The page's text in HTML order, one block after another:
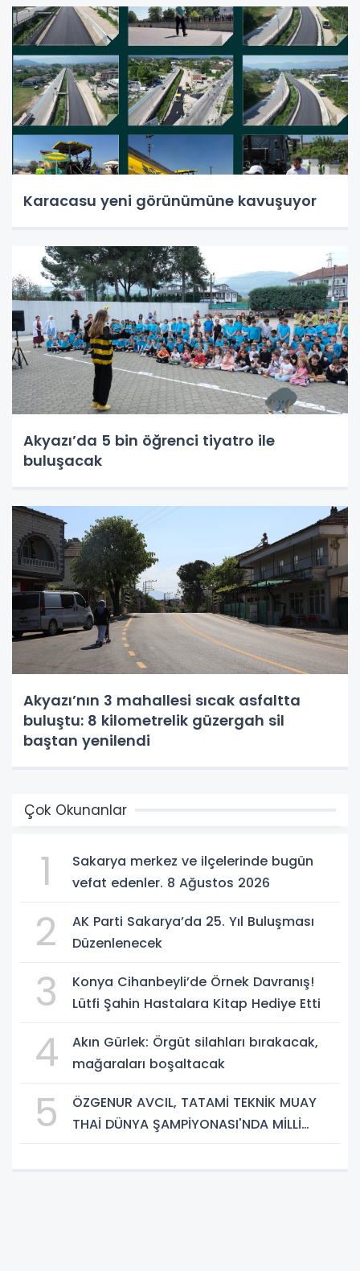
Karacasu yeni görünümüne kavuşuyor
Akyazı’da 5 bin öğrenci tiyatro ile
buluşacak
Akyazı’nın 3 mahallesi sıcak asfaltta
buluştu: 8 kilometrelik güzergah sil
baştan yenilendi
Çok Okunanlar
1
Sakarya merkez ve ilçelerinde bugün
vefat edenler. 8 Ağustos 2026
2
AK Parti Sakarya’da 25. Yıl Buluşması
Düzenlenecek
3
Konya Cihanbeyli’de Örnek Davranış!
Lütfi Şahin Hastalara Kitap Hediye Etti
4
Akın Gürlek: Örgüt silahları bırakacak,
mağaraları boşaltacak
5
ÖZGENUR AVCIL, TATAMİ TEKNİK MUAY
THAİ DÜNYA ŞAMPİYONASI'NDA MİLLİ